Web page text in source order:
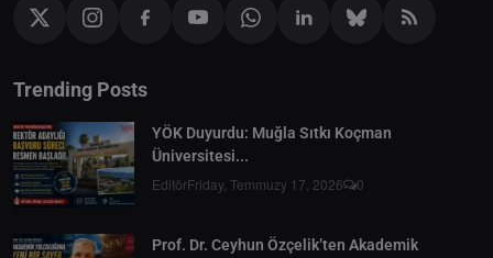
Trending Posts
YÖK Duyurdu: Muğla Sıtkı Koçman
Üniversitesi...
EditörFriday, Temmuzy 17, 2026 0
Prof. Dr. Ceyhun Özçelik’ten Akademik